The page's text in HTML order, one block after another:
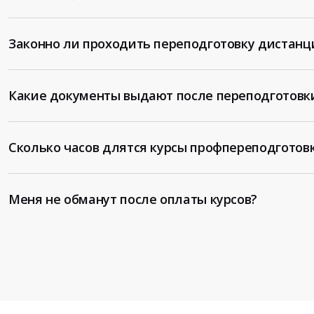
Законно ли проходить переподготовку
Какие документы выдают после
Сколько часов длятся курсы
Меня не обманут после оплаты курсов?